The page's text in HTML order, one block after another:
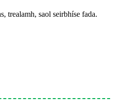
trealamh, saol seirbhíse fada.